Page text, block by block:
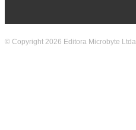
© Copyright 2026 Editora Microbyte Ltda.